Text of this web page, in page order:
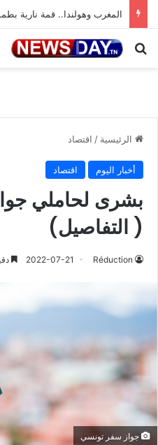
المغرب وهولندا.. قمة نارية
بحث عن
الرئيسية / اقتصاد
أخبار اليوم اقتصاد
بشرى لحاملي
( التفاصيل)
Réduction
2022-07-21
جواز سفر تونسي